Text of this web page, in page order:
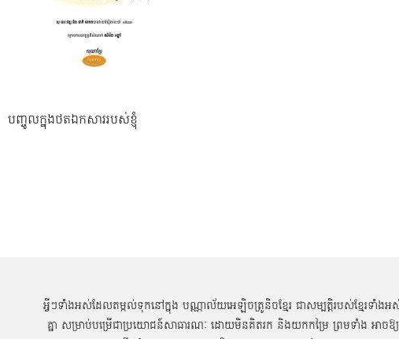
បញ្ចូលក្នុងថតឯកសាររបស់ខ្ញុំ
អ្វីៗទាំងអស់ដែលតម្កល់ទុកនៅក្នុង បណ្ណាល័យអេឡិចត្រូនិចខ្មែរ ជាសម្បតិ្តរបស់ខ្មែរទាំងអ
គ្នា សម្រាប់បម្រើជាប្រយោជន៍សាធារណៈ ដោយមិនគិតរក និងយកកម្រៃ ព្រមទាំង អាចឱ្យ